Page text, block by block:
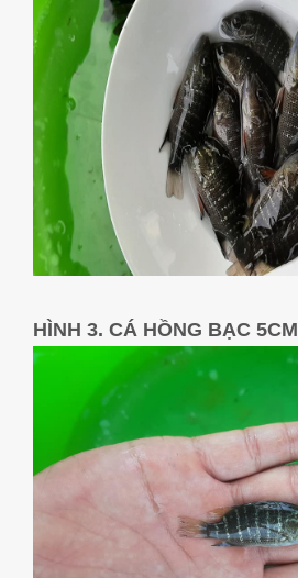
HÌNH 3. CÁ HỒNG BẠC 5CM